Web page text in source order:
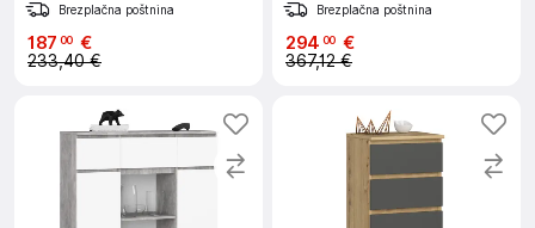
Brezplačna poštnina
187 00 €
233,40 €
Brezplačna poštnina
294 00 €
367,12 €